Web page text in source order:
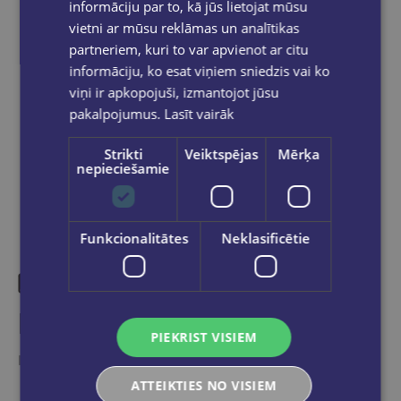
pasūtījums būs gatavs saņemšanai, saņemsi
e-pastu un/ vai SMS.
Dalies sociālajos tīklos:
Līdzīgas preces
Ieskaties, varbūt noder
informāciju par to, kā jūs lietojat mūsu
vietni ar mūsu reklāmas un analītikas
partneriem, kuri to var apvienot ar citu
informāciju, ko esat viņiem sniedzis vai ko
viņi ir apkopojuši, izmantojot jūsu
pakalpojumus. Lasīt vairāk
Strikti
nepieciešamie
Veiktspējas Mērķa
Funkcionalitātes Neklasificētie
PIEKRIST VISIEM
ATTEIKTIES NO VISIEM